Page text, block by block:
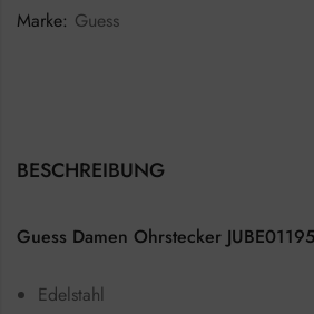
Marke: Guess
BESCHREIBUNG
Guess Damen Ohrstecker
Edelstahl